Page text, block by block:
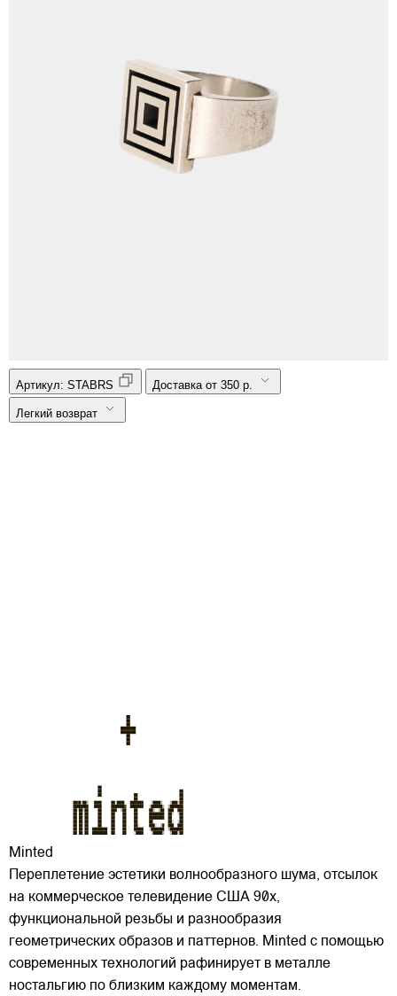
Артикул: STABRS Доставка от 350 р.
Легкий возврат
Minted
Переплетение эстетики волнообразного шума, отсылок
на коммерческое телевидение США 90х,
функциональной резьбы и разнообразия
геометрических образов и паттернов. Minted с помощью
современных технологий рафинирует в металле
ностальгию по близким каждому моментам.